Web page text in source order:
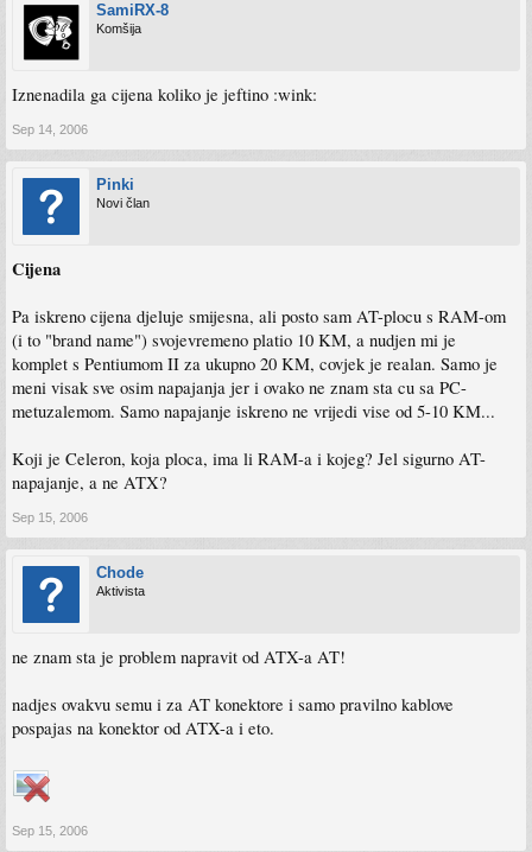
SamiRX-8
Komšija
Iznenadila ga cijena koliko je jeftino :wink:
Sep 14, 2006
Pinki
Novi član
Cijena
Pa iskreno cijena djeluje smijesna, ali posto sam AT-plocu s RAM-om
(i to "brand name") svojevremeno platio 10 KM, a nudjen mi je
komplet s Pentiumom II za ukupno 20 KM, covjek je realan. Samo je
meni visak sve osim napajanja jer i ovako ne znam sta cu sa PC-
metuzalemom. Samo napajanje iskreno ne vrijedi vise od 5-10 KM...
Koji je Celeron, koja ploca, ima li RAM-a i kojeg? Jel sigurno AT-
napajanje, a ne ATX?
Sep 15, 2006
Chode
Aktivista
ne znam sta je problem napravit od ATX-a AT!
nadjes ovakvu semu i za AT konektore i samo pravilno kablove
pospajas na konektor od ATX-a i eto.
Sep 15, 2006